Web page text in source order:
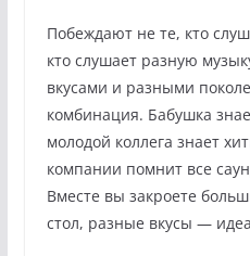
Побеждают не те, кто
кто слушает разную
вкусами и разными
комбинация. Бабушка
молодой коллега знает
компании помнит все
Вместе вы закроете
стол, разные вкусы —